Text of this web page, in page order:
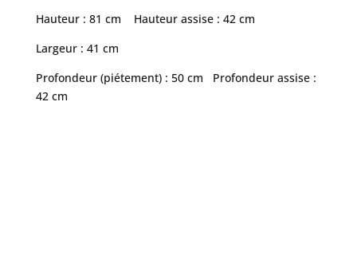
Hauteur : 81 cm Hauteur assise : 42 cm
Largeur : 41 cm
Profondeur (piétement) : 50 cm Profondeur assise :
42 cm